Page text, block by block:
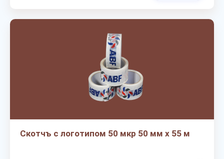
Скотчъ с логотипом 50 мкр 50 мм х 55 м